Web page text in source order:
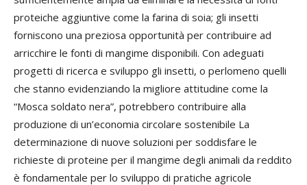
proteiche aggiuntive come la farina di soia; gli insetti
forniscono una preziosa opportunità per contribuire ad
arricchire le fonti di mangime disponibili. Con adeguati
progetti di ricerca e sviluppo gli insetti, o perlomeno quelli
che stanno evidenziando la migliore attitudine come la
“Mosca soldato nera”, potrebbero contribuire alla
produzione di un’economia circolare sostenibile La
determinazione di nuove soluzioni per soddisfare le
richieste di proteine per il mangime degli animali da reddito
è fondamentale per lo sviluppo di pratiche agricole